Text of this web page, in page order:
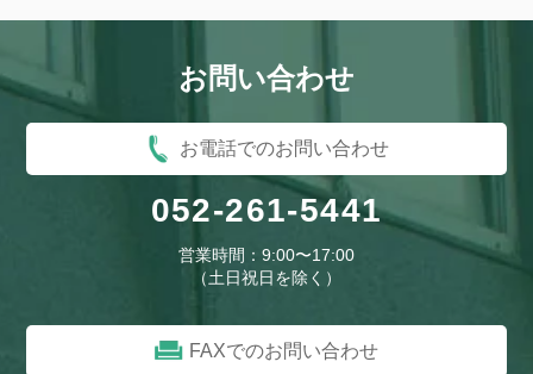
お問い合わせ
お電話でのお問い合わせ
052-261-5441
営業時間：9:00〜17:00
（土日祝日を除く）
FAXでのお問い合わせ